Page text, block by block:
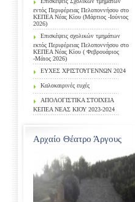
εντός Περιφέρειας Πελοποννήσου στο
ΚΕΠΕΑ Νέας Κίου (Μάρτιος -Ιούνιος
2026)
Επισκέψεις σχολικών τμημάτων
εκτός Περιφέρειας Πελοποννήσου στο
ΚΕΠΕΑ Νέας Κίου ( Φεβρουάριος
-Μάιος 2026)
ΕΥΧΕΣ ΧΡΙΣΤΟΥΓΕΝΝΩΝ 2024
Καλοκαιρινές ευχές
ΑΠΟΛΟΓΙΣΤΙΚΑ ΣΤΟΙΧΕΙΑ
ΚΕΠΕΑ ΝΕΑΣ ΚΙΟΥ 2023-2024
Αρχαίο Θέατρο Άργους